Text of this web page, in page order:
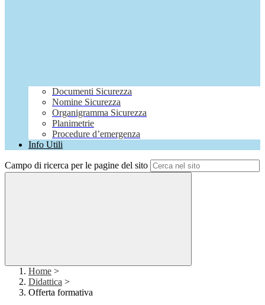
Documenti Sicurezza
Nomine Sicurezza
Organigramma Sicurezza
Planimetrie
Procedure d’emergenza
Info Utili
Campo di ricerca per le pagine del sito
Home >
Didattica >
Offerta formativa